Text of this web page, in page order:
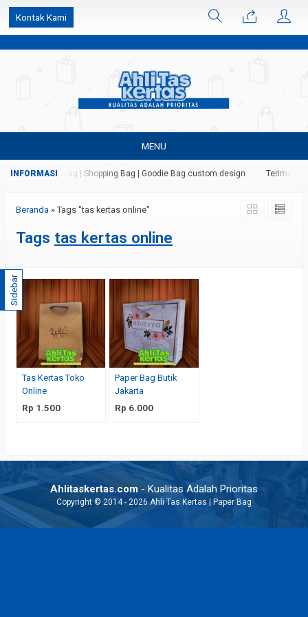
k6Ghe9jF9rmtx91MrSV7BIpW27id0SMW1kLEoe8rM2U
Kontak Kami
MENU
| Paper Bag | Shopping Bag | Goodie Bag custom design Terima
Beranda » Tags "tas kertas online"
Tags tas kertas online
Tas Kertas Toko
Online
Rp 1.500
Paper Bag Butik
Jakarta
Rp 6.000
Sidebar
Ahlitaskertas.com - Kualitas Adalah Prioritas
Copyright © 2014 - 2026 Ahli Tas Kertas | Paper Bag